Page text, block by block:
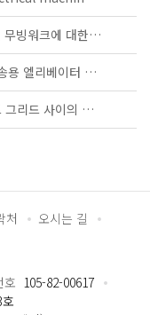
KS B ISO/TS 25740-1 - 에스컬레이터 및 무빙워크에 대한 안전요건 — 제1부: 세계공통 필수 안전요건(GESRs)
KS B ISO/TS 8100-21 - 승객 및 화물 운송용 엘리베이터 —제21부: 세계공통 필수안전요건(GESRs)을 충족하는 세계공통 안전 파라미터(GSPs)
KS C IEC TS 62872 - 산업 시설과 스마트 그리드 사이의 산업 공정 측정, 제어 및 자동화 시스템 인터페이스
처
오시는 길
호 105-82-00617